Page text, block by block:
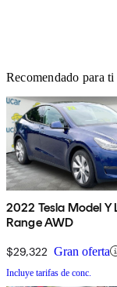
Recomendado para ti
2022 Tesla Model Y
Range AWD
$29,322 Gran oferta
Incluye tarifas de conc.